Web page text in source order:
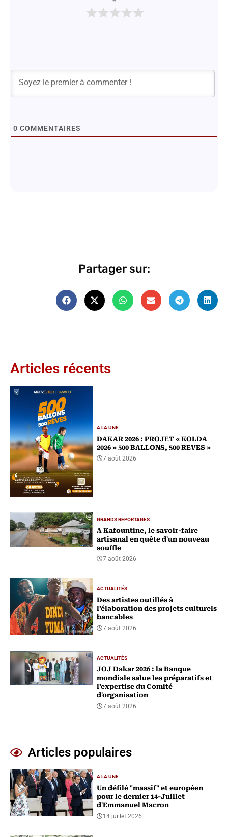
0 COMMENTAIRES
Partager sur:
Articles récents
A LA UNE
DAKAR 2026 : PROJET « KOLDA
2026 » 500 BALLONS, 500 REVES »
7 août 2026
GRANDS REPORTAGES
A Kafountine, le savoir-faire
artisanal en quête d'un nouveau
souffle
7 août 2026
ACTUALITÉS
Des artistes outillés à
l’élaboration des projets culturels
bancables
7 août 2026
ACTUALITÉS
‎JOJ Dakar 2026 : la Banque
mondiale salue les préparatifs et
l’expertise du Comité
d'organisation
7 août 2026
Articles populaires
A LA UNE
Un défilé "massif" et européen
pour le dernier 14-Juillet
d'Emmanuel Macron
14 juillet 2026